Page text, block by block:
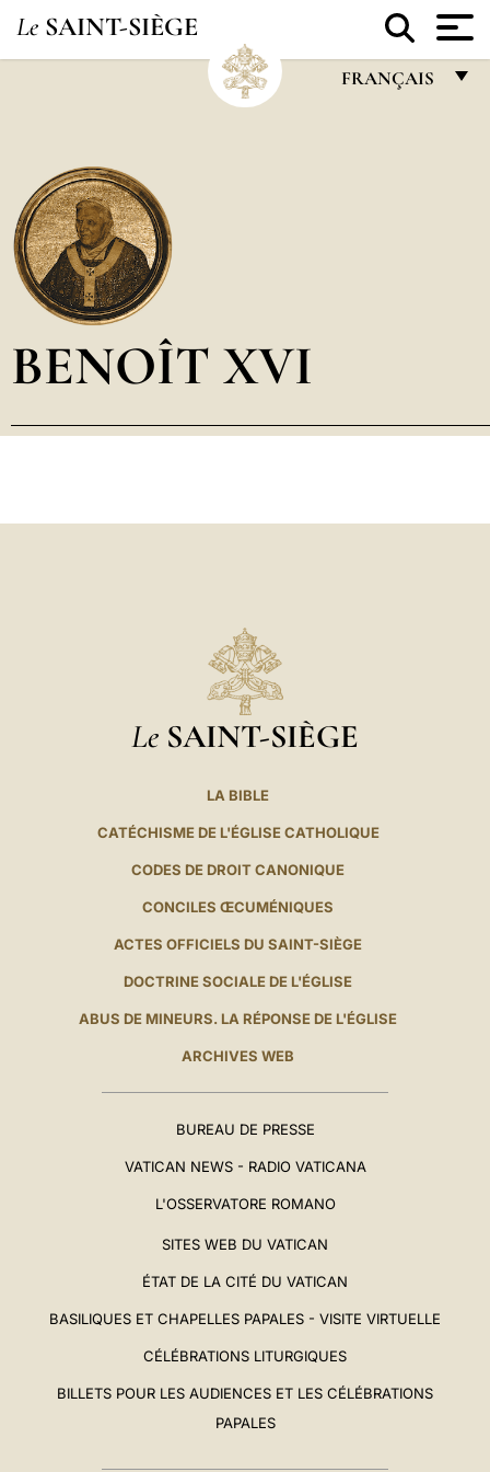
Le SAINT-SIÈGE
FRANÇAIS
العربيّة
BENOÎT XVI
Le SAINT-SIÈGE
LA BIBLE
CATÉCHISME DE L'ÉGLISE CATHOLIQUE
CODES DE DROIT CANONIQUE
CONCILES ŒCUMÉNIQUES
ACTES OFFICIELS DU SAINT-SIÈGE
DOCTRINE SOCIALE DE L'ÉGLISE
ABUS DE MINEURS. LA RÉPONSE DE L'ÉGLISE
ARCHIVES WEB
BUREAU DE PRESSE
VATICAN NEWS - RADIO VATICANA
L'OSSERVATORE ROMANO
SITES WEB DU VATICAN
ÉTAT DE LA CITÉ DU VATICAN
BASILIQUES ET CHAPELLES PAPALES - VISITE VIRTUELLE
CÉLÉBRATIONS LITURGIQUES
BILLETS POUR LES AUDIENCES ET LES CÉLÉBRATIONS
PAPALES